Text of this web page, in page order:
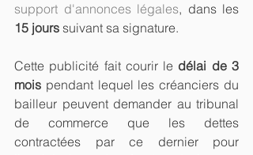
support d'annonces légales
15 jours suivant sa signature.
Cette publicité fait courir le délai de 3
mois pendant lequel les créanciers du
bailleur peuvent demander au tribunal
de commerce que les dettes
contractées par ce dernier pour